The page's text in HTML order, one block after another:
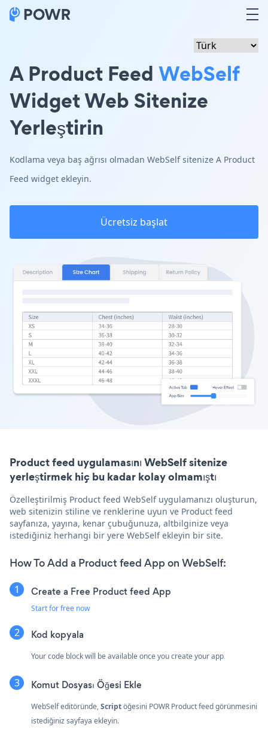
A Product Feed WebSelf
Widget Web Sitenize
Yerleştirin
Kodlama veya baş ağrısı olmadan WebSelf sitenize A Product
Feed widget ekleyin.
Ücretsiz başlat
Product feed uygulamasını WebSelf sitenize
yerleştirmek hiç bu kadar kolay olmamıştı
Özelleştirilmiş Product feed WebSelf uygulamanızı oluşturun,
web sitenizin stiline ve renklerine uyun ve Product feed
sayfanıza, yayına, kenar çubuğunuza, altbilginize veya
istediğiniz herhangi bir yere WebSelf ekleyin bir site.
How To Add a Product feed App on WebSelf:
Create a Free Product feed App
Start for free now
Kod kopyala
Your code block will be available once you create your app
Komut Dosyası Öğesi Ekle
WebSelf editöründe,Scriptöğesini POWR Product feed görünmesini
istediğiniz sayfaya ekleyin.